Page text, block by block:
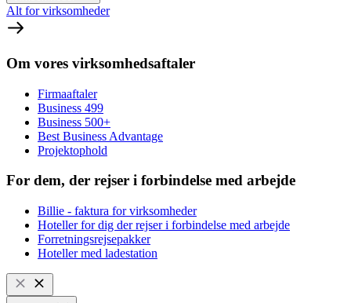
Alt for virksomheder
Om vores virksomhedsaftaler
Firmaaftaler
Business 499
Business 500+
Best Business Advantage
Projektophold
For dem, der rejser i forbindelse med arbejde
Billie - faktura for virksomheder
Hoteller for dig der rejser i forbindelse med arbejde
Forretningsrejsepakker
Hoteller med ladestation